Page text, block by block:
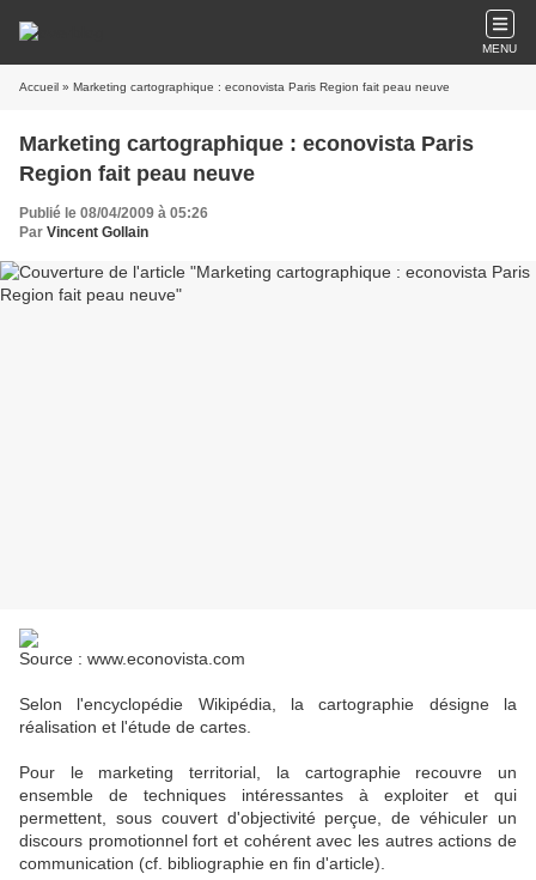
MENU
Accueil » Marketing cartographique : econovista Paris Region fait peau neuve
Marketing cartographique : econovista Paris
Region fait peau neuve
Publié le 08/04/2009 à 05:26
Par Vincent Gollain
Source : www.econovista.com
Selon l'encyclopédie Wikipédia, la cartographie désigne la
réalisation et l'étude de cartes.
Pour le marketing territorial, la cartographie recouvre un
ensemble de techniques intéressantes à exploiter et qui
permettent, sous couvert d'objectivité perçue, de véhiculer un
discours promotionnel fort et cohérent avec les autres actions de
communication (cf. bibliographie en fin d'article).